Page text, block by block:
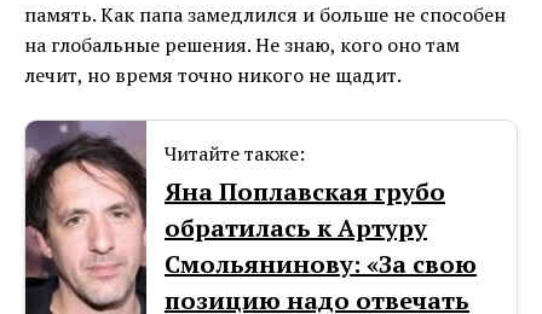
память. Как папа замедлился и больше не способен
на глобальные решения. Не знаю, кого оно там
лечит, но время точно никого не щадит.
Читайте также:
Яна Поплавская грубо
обратилась к Артуру
Смольянинову: «За свою
позицию надо отвечать